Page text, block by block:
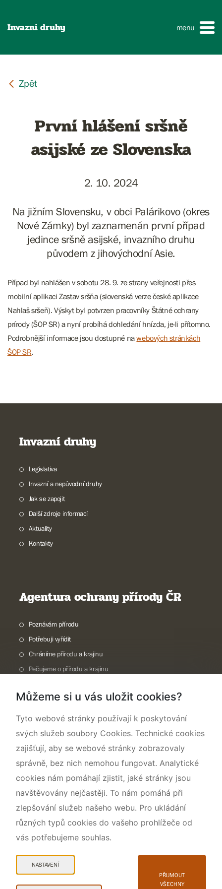
Invazní druhy menu
První hlášení sršně
asijské ze Slovenska
2. 10. 2024
Na jižním Slovensku, v obci Palárikovo (okres
Nové Zámky) byl zaznamenán první případ
jedince sršně asijské, invazního druhu
původem z jihovýchodní Asie.
Případ byl nahlášen v sobotu 28. 9. ze strany veřejnosti přes
mobilní aplikaci Zastav sršňa (slovenská verze české aplikace
Nahlaš sršeň). Výskyt byl potvrzen pracovníky Štátné ochrany
prírody (ŠOP SR) a nyní probíhá dohledání hnízda, je-li přítomno.
Podrobnější informace jsou dostupné nawebových stránkách
ŠOP SR.
Invazní druhy
Legislativa
Invazní a nepůvodní druhy
Jak se zapojit
Další zdroje informací
Aktuality
Kontakty
Agentura ochrany přírody ČR
Poznávám přírodu
Potřebuji vyřídit
Chráníme přírodu a krajinu
Pečujeme o přírodu a krajinu
O nás
Snadné čtení
Můžeme si u vás uložit cookies?
Tyto webové stránky používají k poskytování
svých služeb soubory Cookies. Technické cookies
zajišťují, aby se webové stránky zobrazovaly
správně, bez nich nemohou fungovat. Analytické
cookies nám pomáhají zjistit, jaké stránky jsou
navštěvovány nejčastěji. To nám pomáhá při
zlepšování služeb našeho webu. Pro ukládání
různých typů cookies do vašeho prohlížeče od
vás potřebujeme souhlas.
NASTAVENÍ
PŘIJMOUT
VŠECHNY